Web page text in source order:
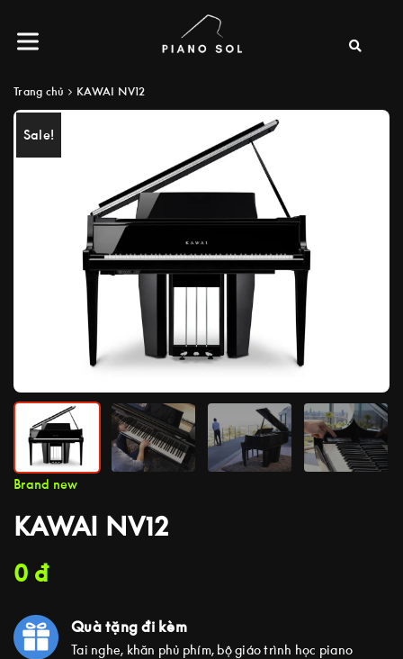
Trang chủ KAWAI NV12
Sale!
Brand new
KAWAI NV12
0 đ
Quà tặng đi kèm
Tai nghe, khăn phủ phím, bộ giáo trình học piano